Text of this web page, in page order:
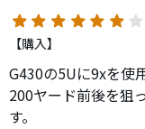
【購入】
G430の5Uに9xを使
200ヤード前後を狙
す。